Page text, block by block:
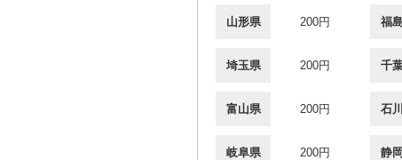
山形県 200円 福
埼玉県 200円 千
富山県 200円 石
岐阜県 200円 静